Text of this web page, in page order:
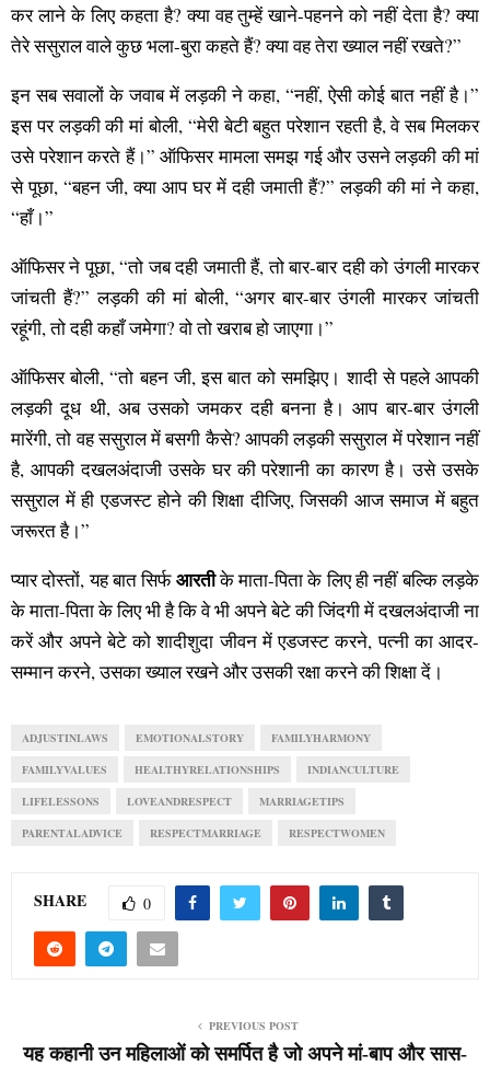
कर लाने के लिए कहता है? क्या वह तुम्हें खाने-पहनने को नहीं देता है? क्या
तेरे ससुराल वाले कुछ भला-बुरा कहते हैं? क्या वह तेरा ख्याल नहीं रखते?”
इन सब सवालों के जवाब में लड़की ने कहा, “नहीं, ऐसी कोई बात नहीं है।”
इस पर लड़की की मां बोली, “मेरी बेटी बहुत परेशान रहती है, वे सब मिलकर
उसे परेशान करते हैं।” ऑफिसर मामला समझ गई और उसने लड़की की मां
से पूछा, “बहन जी, क्या आप घर में दही जमाती हैं?” लड़की की मां ने कहा,
“हाँ।”
ऑफिसर ने पूछा, “तो जब दही जमाती हैं, तो बार-बार दही को उंगली मारकर
जांचती हैं?” लड़की की मां बोली, “अगर बार-बार उंगली मारकर जांचती
रहूंगी, तो दही कहाँ जमेगा? वो तो खराब हो जाएगा।”
ऑफिसर बोली, “तो बहन जी, इस बात को समझिए। शादी से पहले आपकी
लड़की दूध थी, अब उसको जमकर दही बनना है। आप बार-बार उंगली
मारेंगी, तो वह ससुराल में बसगी कैसे? आपकी लड़की ससुराल में परेशान नहीं
है, आपकी दखलअंदाजी उसके घर की परेशानी का कारण है। उसे उसके
ससुराल में ही एडजस्ट होने की शिक्षा दीजिए, जिसकी आज समाज में बहुत
जरूरत है।”
प्यार दोस्तों, यह बात सिर्फआरतीके माता-पिता के लिए ही नहीं बल्कि लड़के
के माता-पिता के लिए भी है कि वे भी अपने बेटे की जिंदगी में दखलअंदाजी ना
करें और अपने बेटे को शादीशुदा जीवन में एडजस्ट करने, पत्नी का आदर-
सम्मान करने, उसका ख्याल रखने और उसकी रक्षा करने की शिक्षा दें।
ADJUSTINLAWS EMOTIONALSTORY FAMILYHARMONY
FAMILYVALUES HEALTHYRELATIONSHIPS INDIANCULTURE
LIFELESSONS LOVEANDRESPECT MARRIAGETIPS
PARENTALADVICE RESPECTMARRIAGE RESPECTWOMEN
SHARE 0
PREVIOUS POST
यह कहानी उन महिलाओं को समर्पित है जो अपने मां-बाप और सास-